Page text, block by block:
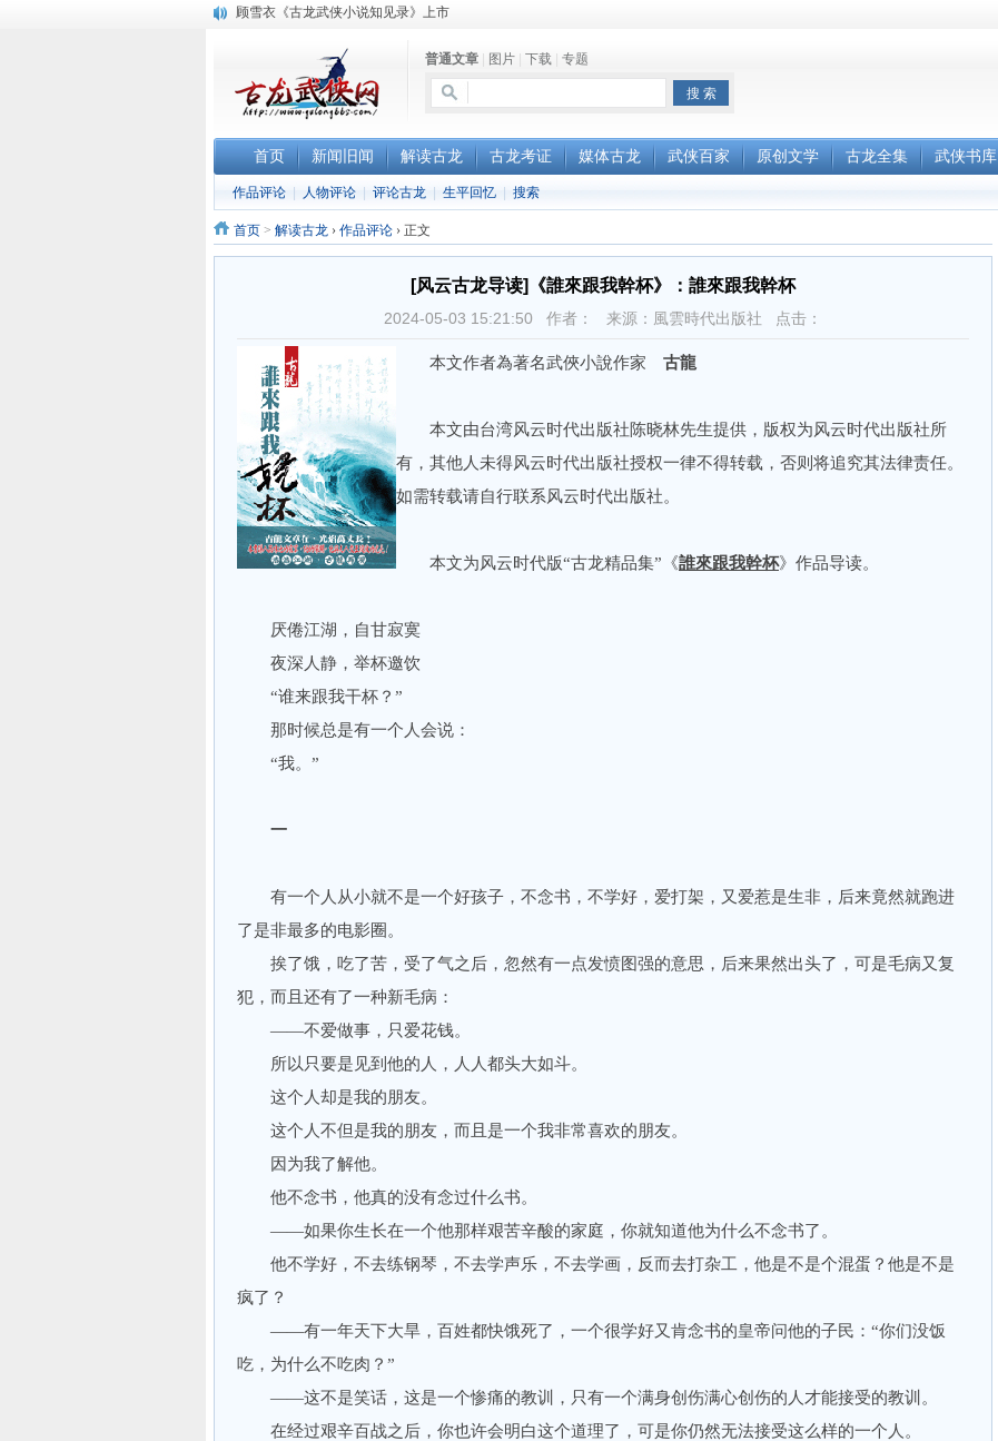
顾雪衣《古龙武侠小说知见录》上市
《古龙小说原貌探究》修订版已上市普通文章 图片 下载 专题
首页 新闻旧闻 解读古龙 古龙考证 媒体古龙 武侠百家 原创文学 古龙全集 武侠书库
作品评论 人物评论 评论古龙 生平回忆 搜索
首页 > 解读古龙 › 作品评论 › 正文
[风云古龙导读]《誰來跟我幹杯》：誰來跟我幹杯
2024-05-03 15:21:50 作者： 来源：風雲時代出版社 点击：
本文作者為著名武俠小說作家 古龍
本文由台湾风云时代出版社陈晓林先生提供，版权为风云时代出版社所
有，其他人未得风云时代出版社授权一律不得转载，否则将追究其法律责任。
如需转载请自行联系风云时代出版社。
本文为风云时代版“古龙精品集”《誰來跟我幹杯》作品导读。
厌倦江湖，自甘寂寞
夜深人静，举杯邀饮
“谁来跟我干杯？”
那时候总是有一个人会说：
“我。”
一
有一个人从小就不是一个好孩子，不念书，不学好，爱打架，又爱惹是生非，后来竟然就跑进
了是非最多的电影圈。
挨了饿，吃了苦，受了气之后，忽然有一点发愤图强的意思，后来果然出头了，可是毛病又复
犯，而且还有了一种新毛病：
——不爱做事，只爱花钱。
所以只要是见到他的人，人人都头大如斗。
这个人却是我的朋友。
这个人不但是我的朋友，而且是一个我非常喜欢的朋友。
因为我了解他。
他不念书，他真的没有念过什么书。
——如果你生长在一个他那样艰苦辛酸的家庭，你就知道他为什么不念书了。
他不学好，不去练钢琴，不去学声乐，不去学画，反而去打杂工，他是不是个混蛋？他是不是
疯了？
——有一年天下大旱，百姓都快饿死了，一个很学好又肯念书的皇帝问他的子民：“你们没饭
吃，为什么不吃肉？”
——这不是笑话，这是一个惨痛的教训，只有一个满身创伤满心创伤的人才能接受的教训。
在经过艰辛百战之后，你也许会明白这个道理了，可是你仍然无法接受这么样的一个人。